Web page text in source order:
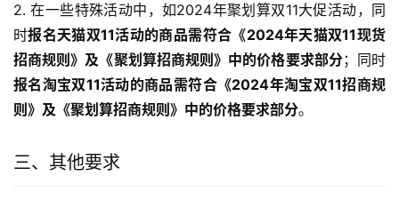
2. 在一些特殊活动中，如2024年聚划算双11大促活动，同
时报名天猫双11活动的商品需符合《2024年天猫双11现货
招商规则》及《聚划算招商规则》中的价格要求部分；同时
报名淘宝双11活动的商品需符合《2024年淘宝双11招商规
则》及《聚划算招商规则》中的价格要求部分。
三、其他要求